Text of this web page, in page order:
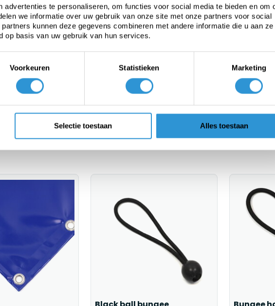
advertenties te personaliseren, om functies voor social media te bieden en om
we informatie over uw gebruik van onze site met onze partners voor social
kunnen deze gegevens combineren met andere informatie die u aan ze
op basis van uw gebruik van hun services.
Voorkeuren Statistieken Marketing
Selectie toestaan Alles toestaan
and/or long-term covers.
a longer life.
20mm every 50 cm.
6x8 | 6x9 | 6x10 | 8x10 | 8x12 | 9x9 | 10x12